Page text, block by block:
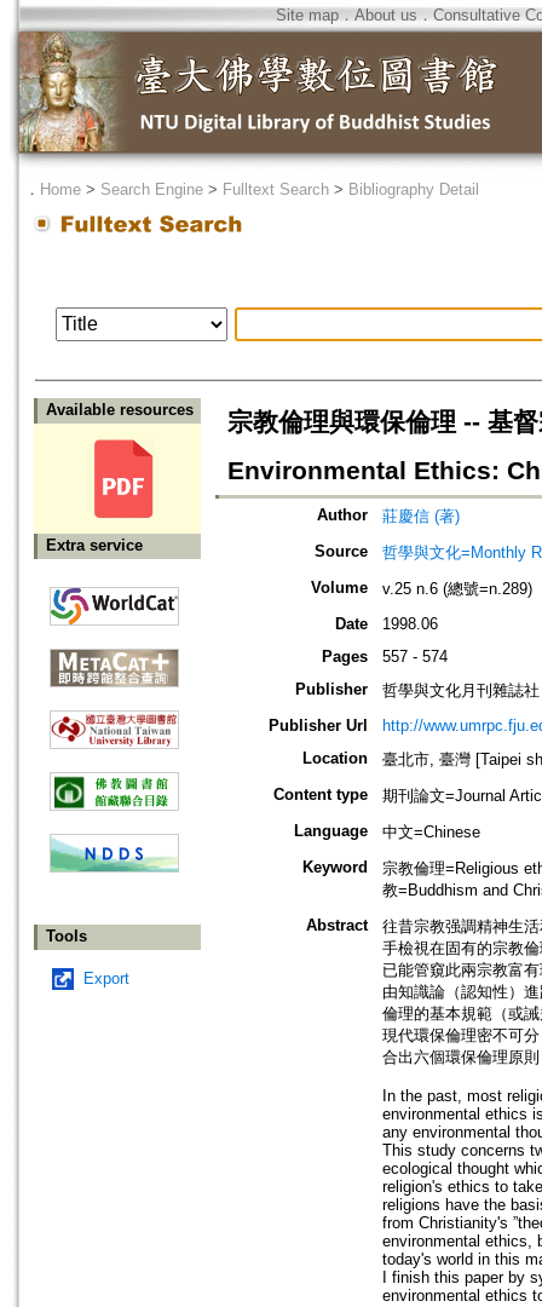
Site map．About us ． Consultative
． Home > Search Engine > Fulltext Search > Bibliography Detail
Available resources
Extra service
Tools
Export
宗教倫理與環保倫理 -- 基
Environmental Ethics:
Author
莊慶信 (著)
Source
哲學與文化=Monthly
Volume
v.25 n.6 (總號=n.289)
Date
1998.06
Pages
557 - 574
Publisher
哲學與文化月刊雜誌社
Publisher Url
http://
Location
臺北市, 臺灣 [Taipei
Content type
期刊論文=Journal
Language
中文=Chinese
Keyword
宗教倫理=Religious
教=Buddhism and
Abstract
往昔宗教强調精神生
手檢視在固有的宗教
已能管窺此兩宗教富
由知識論（認知性）
倫理的基本規範（或
現代環保倫理密不可
合出六個環保倫理原
In the past, most
environmental ethics
any environmental
This study concerns
ecological thought
religion's ethics to
religions have the
from Christianity's
environmental ethics,
today's world in this
I finish this paper by
environmental ethics